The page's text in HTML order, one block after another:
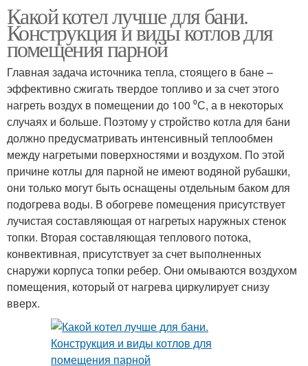
Какой котел лучше для бани.
Конструкция и виды котлов для
помещения парной
Главная задача источника тепла, стоящего в бане –
эффективно сжигать твердое топливо и за счет этого
нагреть воздух в помещении до 100 ⁰С, а в некоторых
случаях и больше. Поэтому у стройство котла для бани
должно предусматривать интенсивный теплообмен
между нагретыми поверхностями и воздухом. По этой
причине котлы для парной не имеют водяной рубашки,
они только могут быть оснащены отдельным баком для
подогрева воды. В обогреве помещения присутствует
лучистая составляющая от нагретых наружных стенок
топки. Вторая составляющая теплового потока,
конвективная, присутствует за счет выполненных
снаружи корпуса топки ребер. Они омываются воздухом
помещения, который от нагрева циркулирует снизу
вверх.